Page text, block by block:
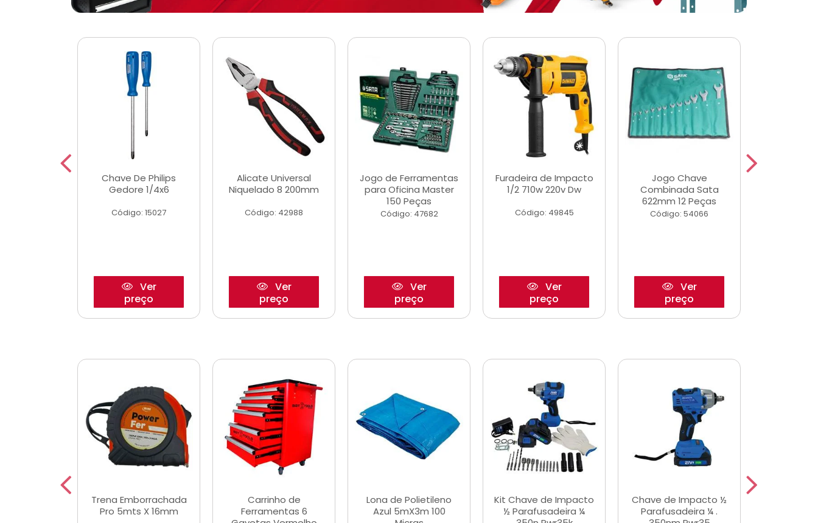
Chave De Philips
Gedore 1/4x6
Código: 15027
Ver
preço
Alicate Universal
Niquelado 8 200mm
Código: 42988
Ver
preço
Jogo de Ferramentas
para Oficina Master
150 Peças
Código: 47682
Ver
preço
Furadeira de Impacto
1/2 710w 220v Dw
Código: 49845
Ver
preço
Jogo Chave
Combinada Sata
622mm 12 Peças
Código: 54066
Ver
preço
Trena Emborrachada
Pro 5mts X 16mm
Carrinho de
Ferramentas 6
Lona de Polietileno
Azul 5mX3m 100
Kit Chave de Impacto
½ Parafusadeira ¼
Chave de Impacto ½
Parafusadeira ¼ .